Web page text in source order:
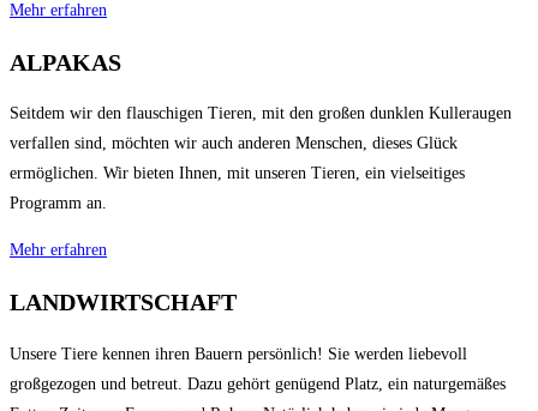
Mehr erfahren
ALPAKAS
Seitdem wir den flauschigen Tieren, mit den großen dunklen Kulleraugen
verfallen sind, möchten wir auch anderen Menschen, dieses Glück
ermöglichen. Wir bieten Ihnen, mit unseren Tieren, ein vielseitiges
Programm an.
Mehr erfahren
LANDWIRTSCHAFT
Unsere Tiere kennen ihren Bauern persönlich! Sie werden liebevoll
großgezogen und betreut. Dazu gehört genügend Platz, ein naturgemäßes